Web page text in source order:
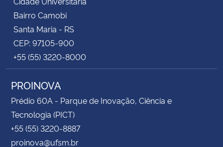
Bairro Camobi
Santa Maria - RS
CEP: 97105-900
+55 (55) 3220-8000
PROINOVA
Prédio 60A - Parque de Inovação, Ciência e
Tecnologia (PICT)
+55 (55) 3220-8887
proinova@ufsm.br